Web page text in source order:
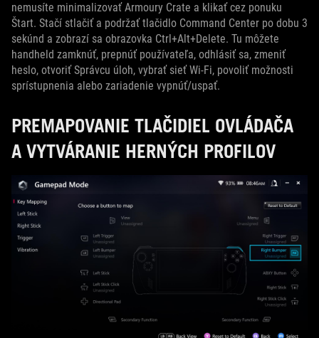
nemusíte minimalizovať Armoury Crate a klikať cez ponuku
Štart. Stačí stlačiť a podržať tlačidlo Command Center po dobu 3
sekúnd a zobrazí sa obrazovka Ctrl+Alt+Delete. Tu môžete
handheld zamknúť, prepnúť používateľa, odhlásiť sa, zmeniť
heslo, otvoriť Správcu úloh, vybrať sieť Wi-Fi, povoliť možnosti
sprístupnenia alebo zariadenie vypnúť/uspať.
PREMAPOVANIE TLAČIDIEL OVLÁDAČA
A VYTVÁRANIE HERNÝCH PROFILOV